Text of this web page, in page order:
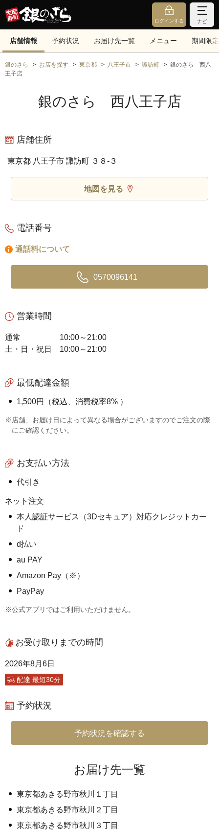
ログインする ナビ
店舗情報 予約状況 お届け先一覧 メニュー 期間限定
銀のさら お店を探す 東京都 八王子市 諏訪町
銀のさら 西八
王子店
銀のさら 西八王子店
店舗住所
東京都 八王子市 諏訪町 ３８‐３
地図を見る
電話番号
通話料について
0570096141
営業時間
通常
10:00～21:00
土・日・祝日
10:00～21:00
最低配達金額
1,500円（税込、消費税率8% ）
※店舗、お届け日によって異なる場合がございますのでご注文の際
にご確認ください。
お支払い方法
代引き
ネット注文
本人認証サービス（3Dセキュア）対応クレジットカー
ド
d払い
au PAY
Amazon Pay（※）
PayPay
※公式アプリではご利用いただけません。
お受け取りまでの時間
2026年8月6日
配達 最短30分
予約状況
予約状況を確認する
お届け先一覧
東京都あきる野市秋川１丁目
東京都あきる野市秋川２丁目
東京都あきる野市秋川３丁目